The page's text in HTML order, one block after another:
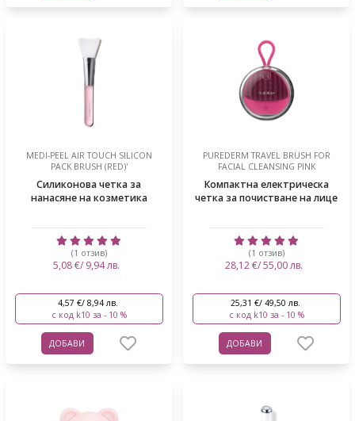
MEDI-PEEL AIR TOUCH SILICON
PACK BRUSH (RED)'
Силиконова четка за
нанасяне на козметика
(1 отзив)
5,08 €/ 9,94 лв.
4,57 €/ 8,94 лв.
с код k10 за - 10 %
ДОБАВИ
PUREDERM TRAVEL BRUSH FOR
FACIAL CLEANSING PINK
Компактна електрическа
четка за почистване на лице
(1 отзив)
28,12 €/ 55,00 лв.
25,31 €/ 49,50 лв.
с код k10 за - 10 %
ДОБАВИ